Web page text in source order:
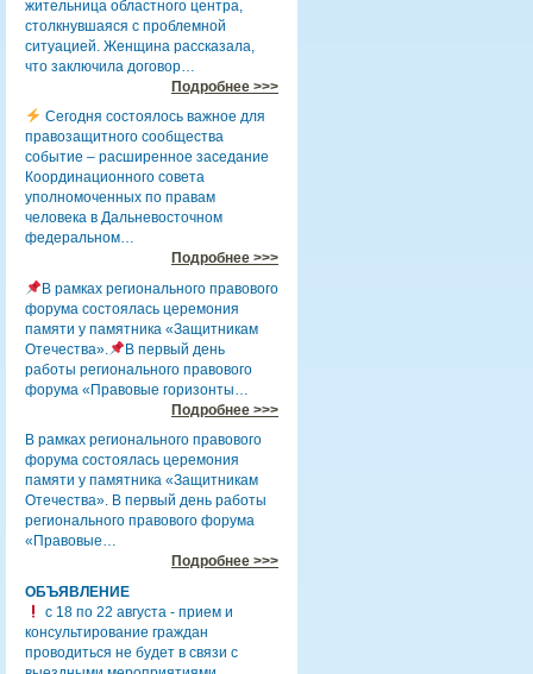
жительница областного центра,
столкнувшаяся с проблемной
ситуацией. Женщина рассказала,
что заключила договор…
Подробнее >>>
Сегодня состоялось важное для
правозащитного сообщества
событие – расширенное заседание
Координационного совета
уполномоченных по правам
человека в Дальневосточном
федеральном…
Подробнее >>>
В рамках регионального правового
форума состоялась церемония
памяти у памятника «Защитникам
Отечества».
В первый день
работы регионального правового
форума «Правовые горизонты…
Подробнее >>>
В рамках регионального правового
форума состоялась церемония
памяти у памятника «Защитникам
Отечества». В первый день работы
регионального правового форума
«Правовые…
Подробнее >>>
ОБЪЯВЛЕНИЕ
с 18 по 22 августа - прием и
консультирование граждан
проводиться не будет в связи с